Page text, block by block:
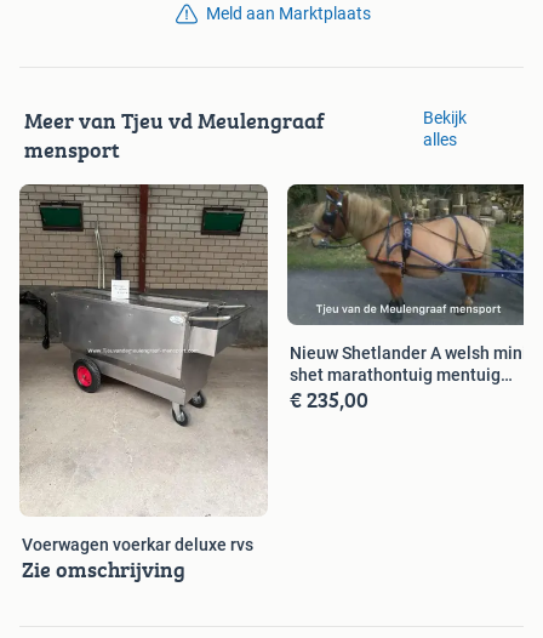
Meld aan Marktplaats
Meer van Tjeu vd Meulengraaf
mensport
Bekijk
alles
Voerwagen voerkar deluxe rvs
Zie omschrijving
Nieuw Shetlander A welsh mini
shet marathontuig mentuig
tuig
€ 235,00